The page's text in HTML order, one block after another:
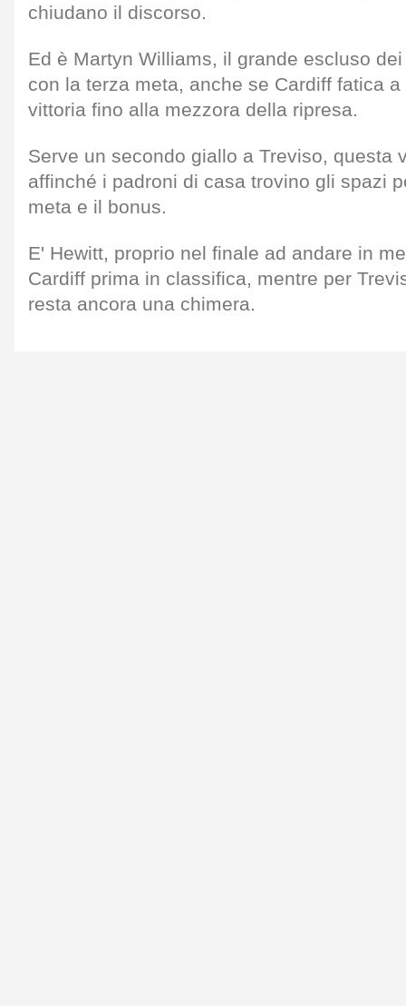
chiudano il discorso.
Ed è Martyn Williams, il grande escluso
con la terza meta, anche se Cardiff fatica
vittoria fino alla mezzora della ripresa.
Serve un secondo giallo a Treviso, questa
affinché i padroni di casa trovino gli spazi
meta e il bonus.
E' Hewitt, proprio nel finale ad andare in
Cardiff prima in classifica, mentre per
resta ancora una chimera.